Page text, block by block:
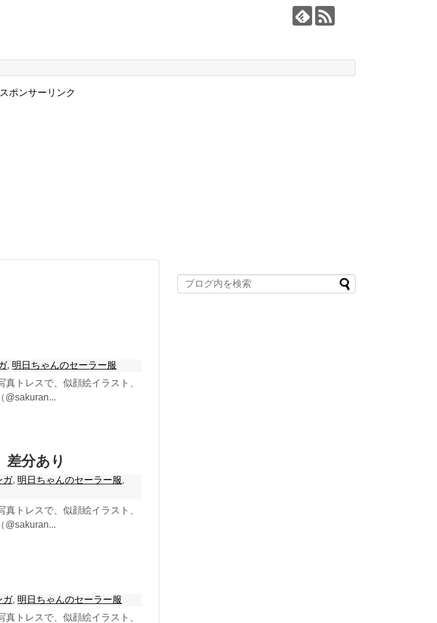
スポンサーリンク
, 明日ちゃんのセーラー服
トレスで、似顔絵イラスト、
@sakuran...
分あり
ガ, 明日ちゃんのセーラー服,
トレスで、似顔絵イラスト、
@sakuran...
ガ, 明日ちゃんのセーラー服
トレスで、似顔絵イラスト、